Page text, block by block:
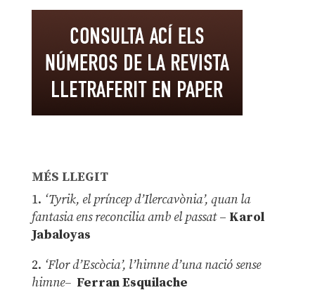
MÉS LLEGIT
1. ‘Tyrik, el príncep d’Ilercavònia’, quan la
fantasia ens reconcilia amb el passat– Karol
Jabaloyas
2. ‘Flor d’Escòcia’, l’himne d’una nació sense
himne– Ferran Esquilache